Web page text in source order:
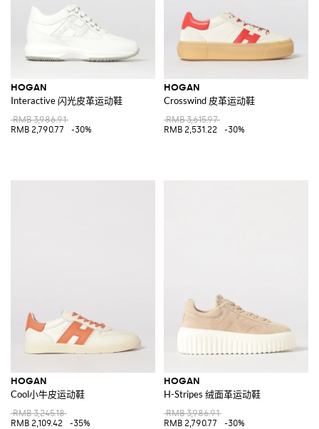
HOGAN
Interactive 闪光皮革运动鞋
RMB 3,986.91
RMB 2,790.77
-30%
HOGAN
Crosswind 皮革运动鞋
RMB 3,615.97
RMB 2,531.22
-30%
HOGAN
Cool小牛皮运动鞋
RMB 3,245.18
RMB 2,109.42
-35%
HOGAN
H-Stripes 绒面革运动鞋
RMB 3,986.91
RMB 2,790.77
-30%